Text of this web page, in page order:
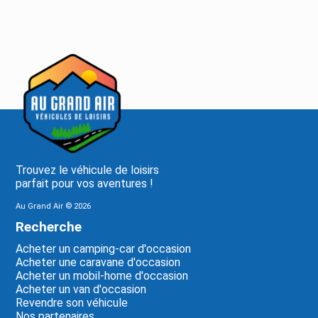
Trouvez le véhicule de loisirs
parfait pour vos aventures !
Au Grand Air © 2026
Recherche
Acheter un camping-car d'occasion
Acheter une caravane d'occasion
Acheter un mobil-home d'occasion
Acheter un van d'occasion
Revendre son véhicule